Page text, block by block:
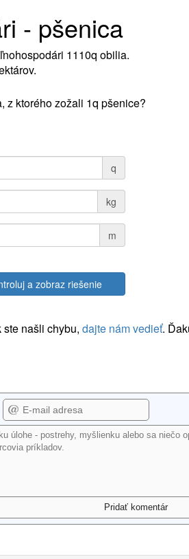
- pšenica
1110q obilia.
z ktorého zožali 1q pšenice?
q
kg
m
a zobraz riešenie
našli chybu, dajte nám vedieť.